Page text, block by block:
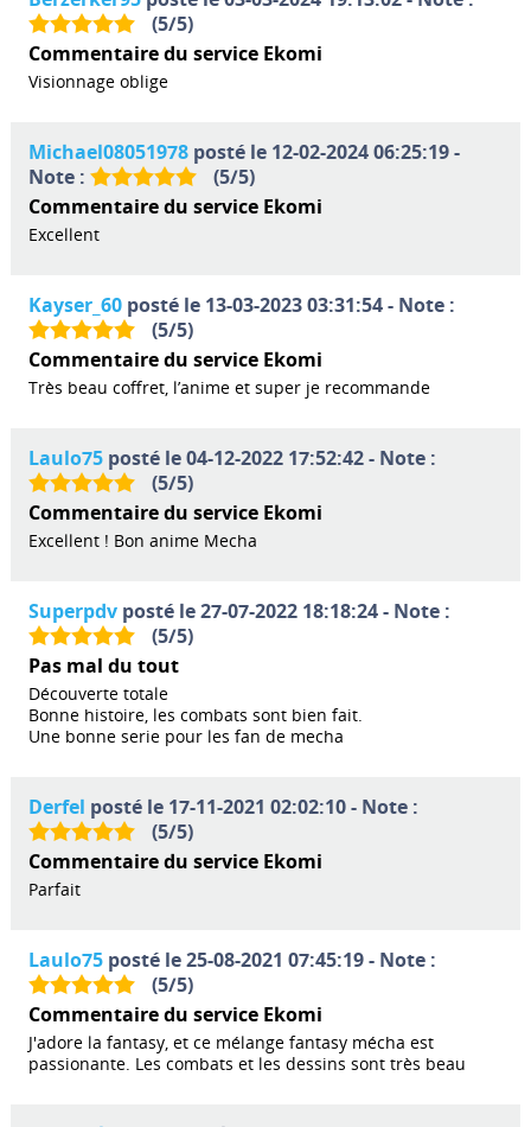
(5/5)
Commentaire du service Ekomi
Visionnage oblige
Michael08051978posté le 12-02-2024 06:25:19 -
Note :
(5/5)
Commentaire du service Ekomi
Excellent
Kayser_60posté le 13-03-2023 03:31:54 - Note :
(5/5)
Commentaire du service Ekomi
Très beau coffret, l’anime et super je recommande
Laulo75posté le 04-12-2022 17:52:42 - Note :
(5/5)
Commentaire du service Ekomi
Excellent ! Bon anime Mecha
Superpdvposté le 27-07-2022 18:18:24 - Note :
(5/5)
Pas mal du tout
Découverte totale
Bonne histoire, les combats sont bien fait.
Une bonne serie pour les fan de mecha
Derfel posté le 17-11-2021 02:02:10 - Note :
(5/5)
Commentaire du service Ekomi
Parfait
Laulo75posté le 25-08-2021 07:45:19 - Note :
(5/5)
Commentaire du service Ekomi
J'adore la fantasy, et ce mélange fantasy mécha est
passionante. Les combats et les dessins sont très beau